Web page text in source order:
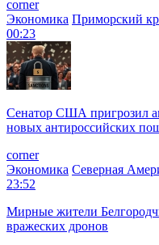
corner
Экономика Приморский
00:23
Сенатор США пригрозил
новых антироссийских
corner
Экономика Северная
23:52
Мирные жители
вражеских дронов